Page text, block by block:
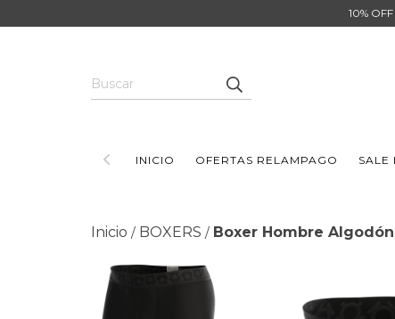
10%
INICIO OFERTAS RELAMPAGO SALE
Inicio / BOXERS / Boxer Hombre